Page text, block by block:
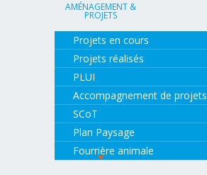
AMÉNAGEMENT &
PROJETS
Projets en cours
Projets réalisés
PLUI
Accompagnement de projets
SCoT
Plan Paysage
Fourrière animale